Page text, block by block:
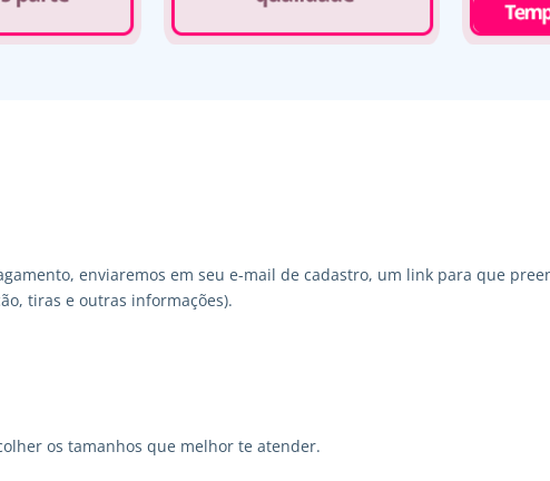
enviaremos em seu e-mail de cadastro, um link para que
tiras e outras informações).
os tamanhos que melhor te atender.